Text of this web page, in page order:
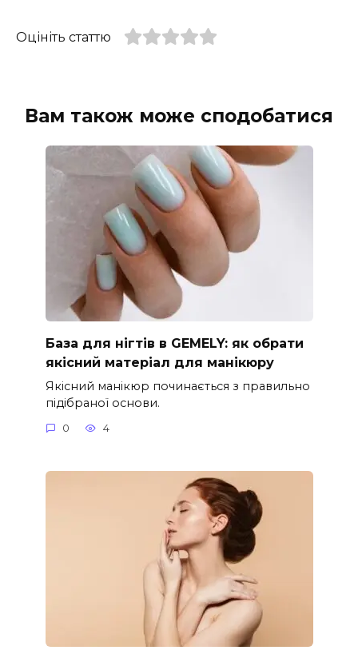
Оцініть статтю
Вам також може сподобатися
База для нігтів в GEMELY: як обрати
якісний матеріал для манікюру
Якісний манікюр починається з правильно
підібраної основи.
0 4